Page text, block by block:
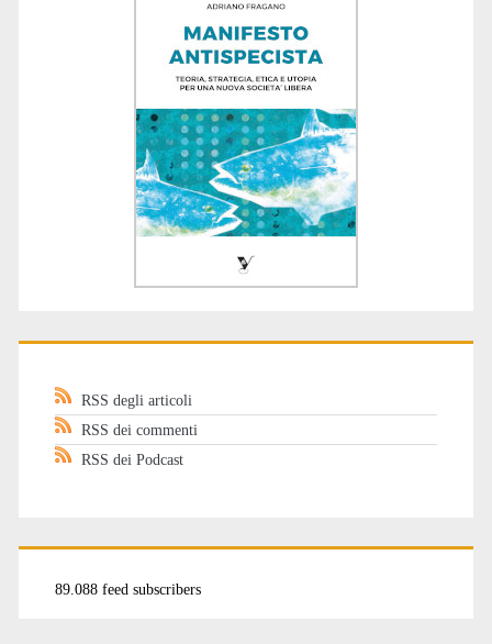
RSS degli articoli
RSS dei commenti
RSS dei Podcast
89.088 feed subscribers